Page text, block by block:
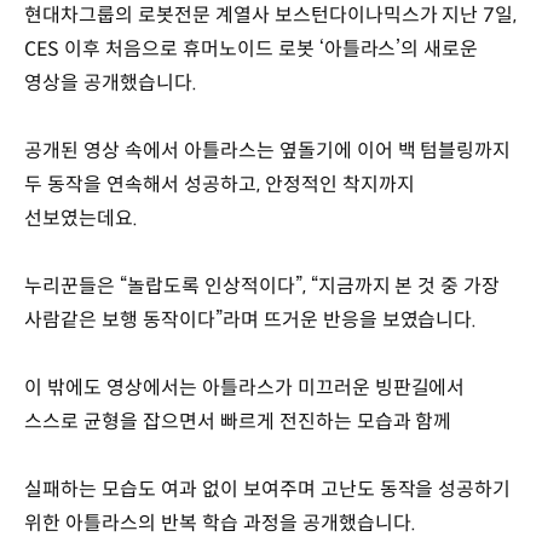
현대차그룹의 로봇전문 계열사 보스턴다이나믹스가 지난 7일,
CES 이후 처음으로 휴머노이드 로봇 ‘아틀라스’의 새로운
영상을 공개했습니다.
공개된 영상 속에서 아틀라스는 옆돌기에 이어 백 텀블링까지
두 동작을 연속해서 성공하고, 안정적인 착지까지
선보였는데요.
누리꾼들은 “놀랍도록 인상적이다”, “지금까지 본 것 중 가장
사람같은 보행 동작이다”라며 뜨거운 반응을 보였습니다.
이 밖에도 영상에서는 아틀라스가 미끄러운 빙판길에서
스스로 균형을 잡으면서 빠르게 전진하는 모습과 함께
실패하는 모습도 여과 없이 보여주며 고난도 동작을 성공하기
위한 아틀라스의 반복 학습 과정을 공개했습니다.